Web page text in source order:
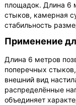
площадок. Длина 6
стыков, камерная
стабильность
Применение
Длина 6 метров
поперечных
внешний вид
распределённые
объединяет